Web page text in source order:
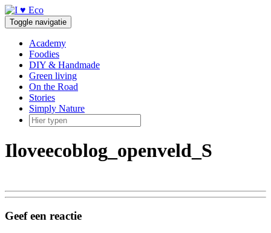
Doorgaan
naar
inhoud
Toggle navigatie
Academy
Foodies
DIY & Handmade
Green living
On the Road
Stories
Simply Nature
Iloveecoblog_openveld_S
Geef een reactie